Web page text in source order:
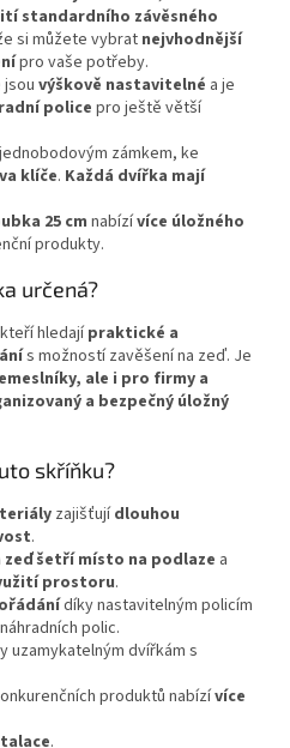
standardního závěsného
si můžete vybrat nejvhodnější
pro vaše potřeby.
jsouvýškově nastavitelné a je
police pro ještě větší
zámkem, ke
klíče. Každá dvířka mají
25 cm nabízívíce úložného
produkty.
určená?
hledajípraktické a
s možností zavěšení na zeď. Je
ale i pro firmy a
a bezpečný úložný
skříňku?
zajišťujídlouhou
.
zeď šetří místo na podlaze a
prostoru.
díky nastavitelným policím
polic.
uzamykatelným dvířkám s
produktů nabízívíce
.